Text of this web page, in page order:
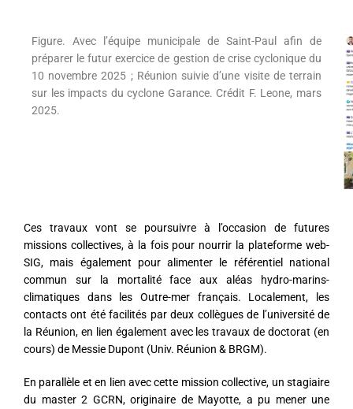
Figure. Avec l’équipe municipale de Saint-Paul afin de
préparer le futur exercice de gestion de crise cyclonique du
10 novembre 2025 ; Réunion suivie d’une visite de terrain
sur les impacts du cyclone Garance. Crédit F. Leone, mars
2025.
Ces travaux vont se poursuivre à l’occasion de futures
missions collectives, à la fois pour nourrir la plateforme web-
SIG, mais également pour alimenter le référentiel national
commun sur la mortalité face aux aléas hydro-marins-
climatiques dans les Outre-mer français. Localement, les
contacts ont été facilités par deux collègues de l’université de
la Réunion, en lien également avec les travaux de doctorat (en
cours) de Messie Dupont (Univ. Réunion & BRGM).
En parallèle et en lien avec cette mission collective, un stagiaire
du master 2 GCRN, originaire de Mayotte, a pu mener une